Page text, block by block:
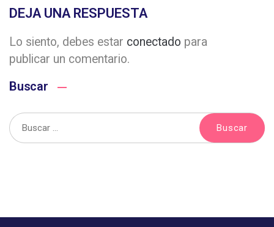
DEJA UNA RESPUESTA
Lo siento, debes estar conectado para
publicar un comentario.
Buscar